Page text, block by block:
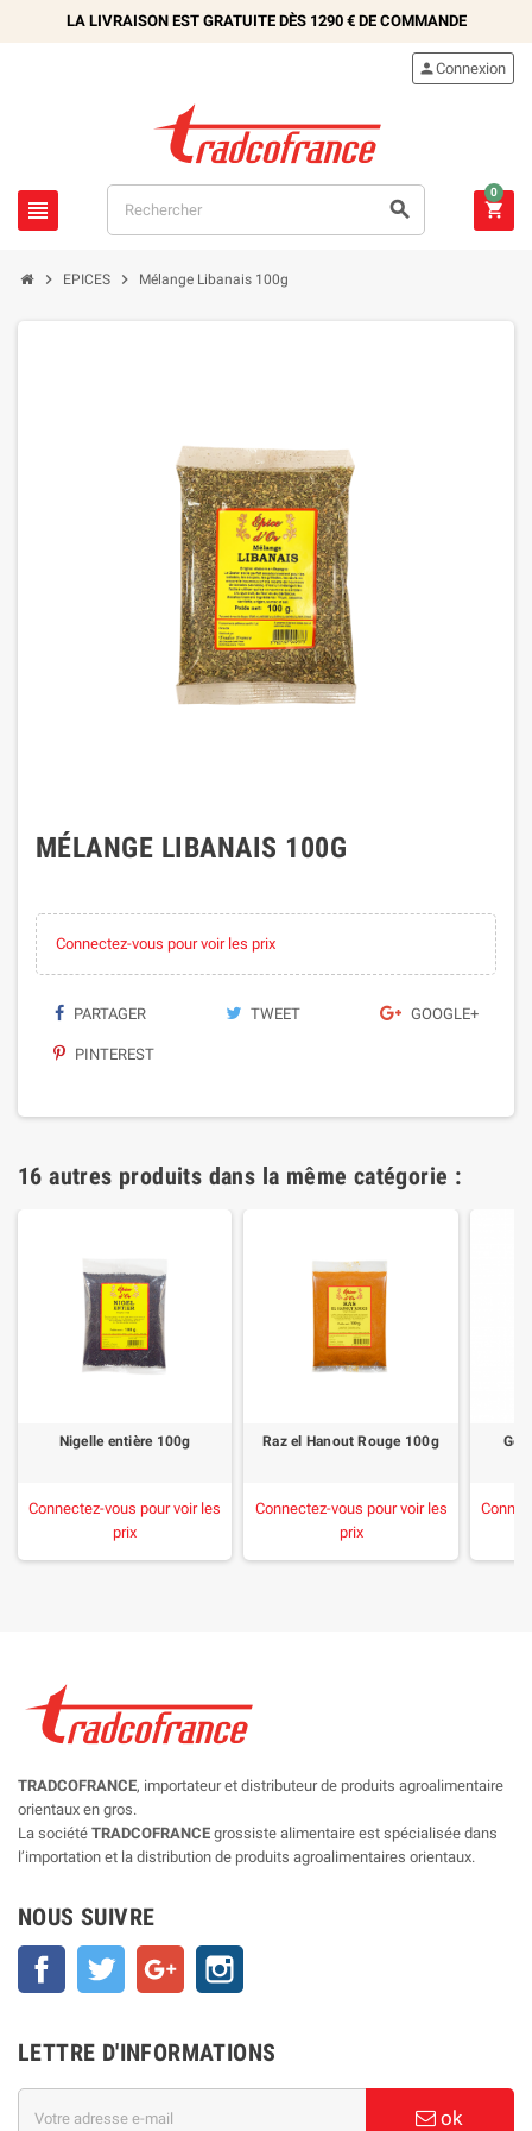
LA LIVRAISON EST GRATUITE DÈS 1290 €DE COMMANDE
 
Connexion

0
 EPICES  Mélange Libanais 100g
MÉLANGE LIBANAIS 100G
Connectez-vous pour voir les prix
PARTAGER TWEET GOOGLE+
PINTEREST
16 autres produits dans la même catégorie :
Nigelle entière 100g
Connectez-vous pour voir les
prix
Raz el Hanout Rouge 100g
Connectez-vous pour voir les
prix
TRADCOFRANCE, importateur et distributeur de produits agroalimentaire
orientaux en gros.
La société TRADCOFRANCE grossiste alimentaire est spécialisée dans
l’importation et la distribution de produits agroalimentaires orientaux.
NOUS SUIVRE
Facebook Twitter Google+
LETTRE D'INFORMATIONS
ok